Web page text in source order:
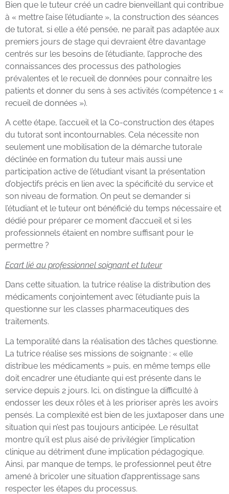
Bien que le tuteur créé un cadre bienveillant qui contribue
à « mettre l’aise l’étudiante », la construction des séances
de tutorat, si elle a été pensée, ne parait pas adaptée aux
premiers jours de stage qui devraient être davantage
centrés sur les besoins de l’étudiante, l’approche des
connaissances des processus des pathologies
prévalentes et le recueil de données pour connaitre les
patients et donner du sens à ses activités (compétence 1 «
recueil de données »).
A cette étape, l’accueil et la Co-construction des étapes
du tutorat sont incontournables. Cela nécessite non
seulement une mobilisation de la démarche tutorale
déclinée en formation du tuteur mais aussi une
participation active de l’étudiant visant la présentation
d’objectifs précis en lien avec la spécificité du service et
son niveau de formation. On peut se demander si
l’étudiant et le tuteur ont bénéficié du temps nécessaire et
dédié pour préparer ce moment d’accueil et si les
professionnels étaient en nombre suffisant pour le
permettre ?
Ecart lié au professionnel soignant et tuteur
Dans cette situation, la tutrice réalise la distribution des
médicaments conjointement avec l’étudiante puis la
questionne sur les classes pharmaceutiques des
traitements.
La temporalité dans la réalisation des tâches questionne.
La tutrice réalise ses missions de soignante : « elle
distribue les médicaments » puis, en même temps elle
doit encadrer une étudiante qui est présente dans le
service depuis 2 jours. Ici, on distingue la difficulté à
endosser les deux rôles et à les prioriser après les avoirs
pensés. La complexité est bien de les juxtaposer dans une
situation qui n’est pas toujours anticipée. Le résultat
montre qu’il est plus aisé de privilégier l’implication
clinique au détriment d’une implication pédagogique.
Ainsi, par manque de temps, le professionnel peut être
amené à bricoler une situation d’apprentissage sans
respecter les étapes du processus.